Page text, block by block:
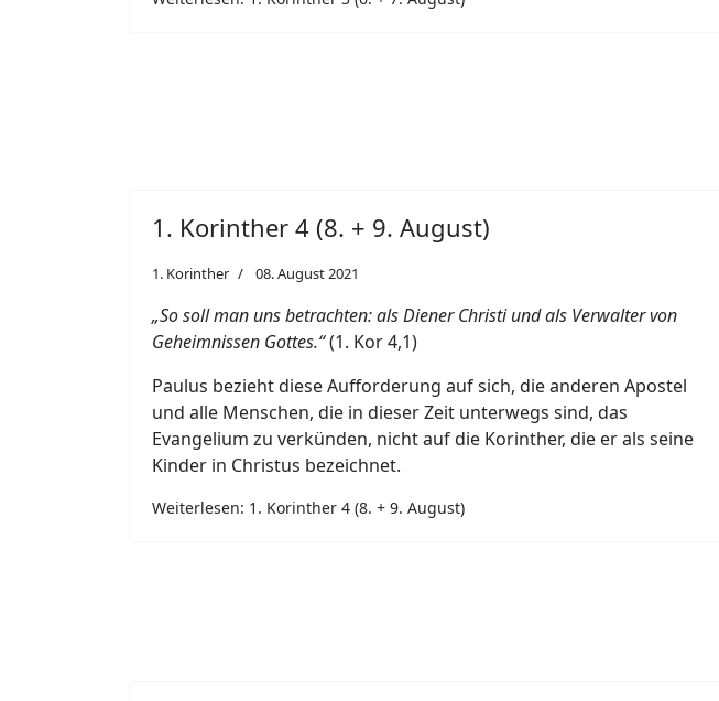
1. Korinther 4 (8. + 9. August)
1. Korinther 08. August 2021
„So soll man uns betrachten: als Diener Christi und als Verwalter von
Geheimnissen Gottes.“(1. Kor 4,1)
Paulus bezieht diese Aufforderung auf sich, die anderen Apostel
und alle Menschen, die in dieser Zeit unterwegs sind, das
Evangelium zu verkünden, nicht auf die Korinther, die er als seine
Kinder in Christus bezeichnet.
Weiterlesen: 1. Korinther 4 (8. + 9. August)